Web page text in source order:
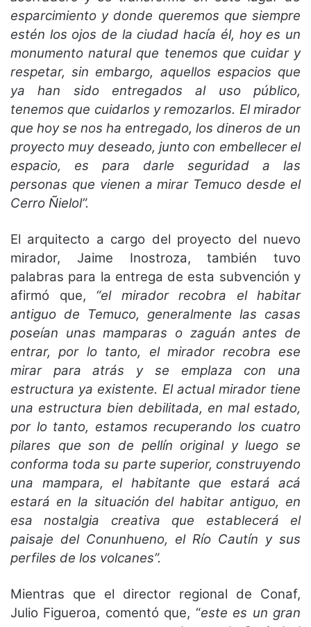
esparcimiento y donde queremos que siempre
estén los ojos de la ciudad hacía él, hoy es un
monumento natural que tenemos que cuidar y
respetar, sin embargo, aquellos espacios que
ya han sido entregados al uso público,
tenemos que cuidarlos y remozarlos. El mirador
que hoy se nos ha entregado, los dineros de un
proyecto muy deseado, junto con embellecer el
espacio, es para darle seguridad a las
personas que vienen a mirar Temuco desde el
Cerro Ñielol”.
El arquitecto a cargo del proyecto del nuevo
mirador, Jaime Inostroza, también tuvo
palabras para la entrega de esta subvención y
afirmó que, “el mirador recobra el habitar
antiguo de Temuco, generalmente las casas
poseían unas mamparas o zaguán antes de
entrar, por lo tanto, el mirador recobra ese
mirar para atrás y se emplaza con una
estructura ya existente. El actual mirador tiene
una estructura bien debilitada, en mal estado,
por lo tanto, estamos recuperando los cuatro
pilares que son de pellín original y luego se
conforma toda su parte superior, construyendo
una mampara, el habitante que estará acá
estará en la situación del habitar antiguo, en
esa nostalgia creativa que establecerá el
paisaje del Conunhueno, el Río Cautín y sus
perfiles de los volcanes”.
Mientras que el director regional de Conaf,
Julio Figueroa, comentó que, “este es un gran